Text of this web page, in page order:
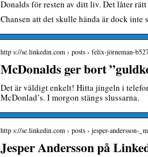
Donalds för resten av ditt liv. Det låter
Chansen att det skulle hända är dock inte
http s://se.linkedin.com › posts › felix-jörneman-
McDonalds ger bort
Det är väldigt enkelt! Hitta jingeln i
McDonlad’s. I morgon stängs slussarna.
http s://se.linkedin.com › posts › jesper-andersson-
Jesper Andersson på